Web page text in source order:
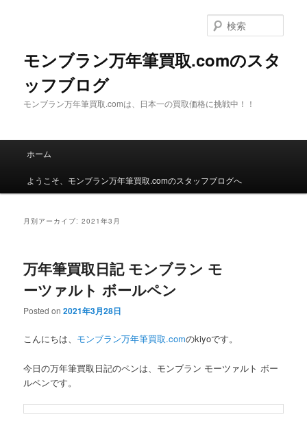
モンブラン万年筆買取.comのスタ
ッフブログ
モンブラン万年筆買取.comは、日本一の買取価格に挑戦中！！
索
メインコンテンツへ移動
サブコンテンツへ移動
ホーム
ようこそ、モンブラン万年筆買取.comのスタッフブログへ
月別アーカイブ:2021年3月
万年筆買取日記 モンブラン モ
ーツァルト ボールペン
Posted on2021年3月28日
こんにちは、 モンブラン万年筆買取.comのkiyoです。
今日の万年筆買取日記のペンは、モンブラン モーツァルト ボー
ルペンです。